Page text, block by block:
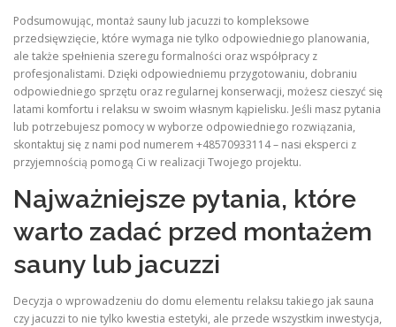
Podsumowując, montaż sauny lub jacuzzi to kompleksowe
przedsięwzięcie, które wymaga nie tylko odpowiedniego planowania,
ale także spełnienia szeregu formalności oraz współpracy z
profesjonalistami. Dzięki odpowiedniemu przygotowaniu, dobraniu
odpowiedniego sprzętu oraz regularnej konserwacji, możesz cieszyć się
latami komfortu i relaksu w swoim własnym kąpielisku. Jeśli masz pytania
lub potrzebujesz pomocy w wyborze odpowiedniego rozwiązania,
skontaktuj się z nami pod numerem +48570933114 – nasi eksperci z
przyjemnością pomogą Ci w realizacji Twojego projektu.
Najważniejsze pytania, które
warto zadać przed montażem
sauny lub jacuzzi
Decyzja o wprowadzeniu do domu elementu relaksu takiego jak sauna
czy jacuzzi to nie tylko kwestia estetyki, ale przede wszystkim inwestycja,